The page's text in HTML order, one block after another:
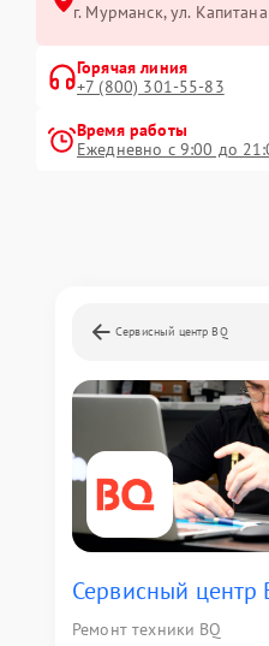
г. Мурманск, ул.
Горячая линия
+7 (800) 301-55-83
Время работы
Ежедневно с 9:00 до
Сервисный центр BQ
Сервисный центр
Ремонт техники BQ